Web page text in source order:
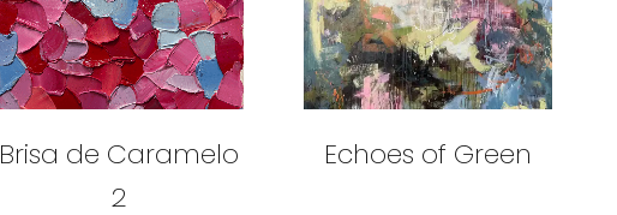
Brisa de Caramelo
2
Echoes of Green